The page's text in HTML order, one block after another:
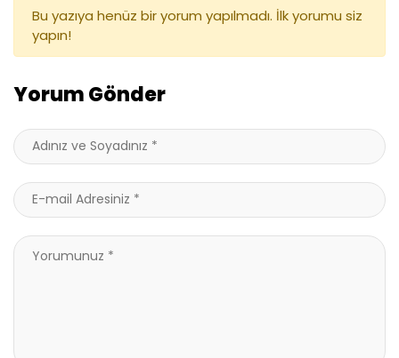
Bu yazıya henüz bir yorum yapılmadı. İlk yorumu siz
yapın!
Yorum Gönder